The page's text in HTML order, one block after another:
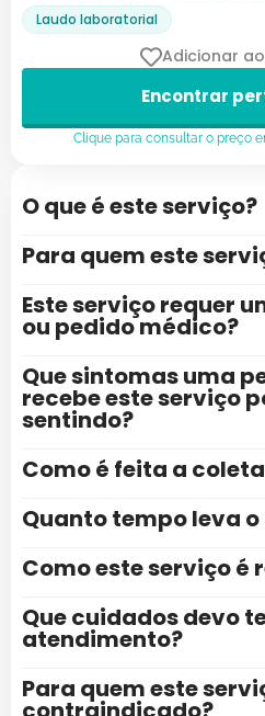
Laudo laboratorial
Encontrar
Adicionar
Clique para consultar o preço
O que é este serviço?
Para quem este
Este serviço requer
ou pedido médico?
Que sintomas uma
recebe este serviço
sentindo?
Como é feita a
Quanto tempo leva
Como este serviço é
Que cuidados devo
atendimento?
Para quem este